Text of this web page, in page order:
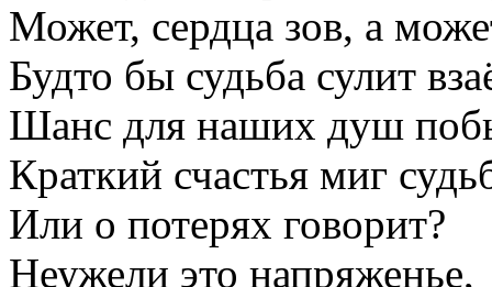
Может, сердца зов, а
Будто бы судьба сулит
Шанс для наших душ
Краткий счастья миг
Или о потерях говорит?
Неужели это напряженье,